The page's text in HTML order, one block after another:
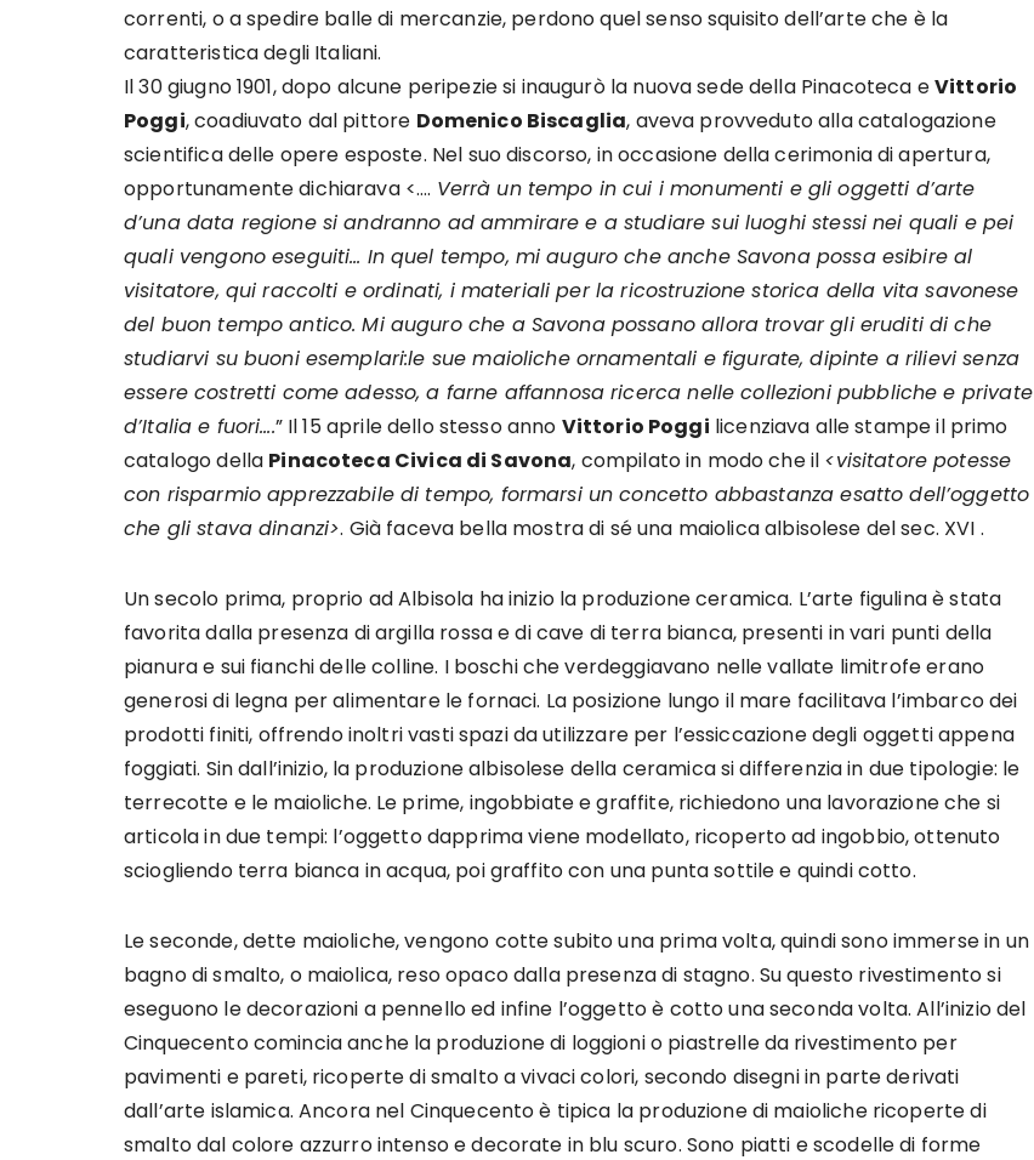
correnti, o a spedire balle di mercanzie, perdono quel senso squisito dell’arte che è la
caratteristica degli Italiani.
Il 30 giugno 1901, dopo alcune peripezie si inaugurò la nuova sede della Pinacoteca eVittorio
Poggi, coadiuvato dal pittore Domenico Biscaglia, aveva provveduto alla catalogazione
scientifica delle opere esposte. Nel suo discorso, in occasione della cerimonia di apertura,
opportunamente dichiarava <…. Verrà un tempo in cui i monumenti e gli oggetti d’arte
d’una data regione si andranno ad ammirare e a studiare sui luoghi stessi nei quali e pei
quali vengono eseguiti… In quel tempo, mi auguro che anche Savona possa esibire al
visitatore, qui raccolti e ordinati, i materiali per la ricostruzione storica della vita savonese
del buon tempo antico. Mi auguro che a Savona possano allora trovar gli eruditi di che
studiarvi su buoni esemplari:le sue maioliche ornamentali e figurate, dipinte a rilievi senza
essere costretti come adesso, a farne affannosa ricerca nelle collezioni pubbliche e private
d’Italia e fuori….” Il 15 aprile dello stesso anno Vittorio Poggi licenziava alle stampe il primo
catalogo della Pinacoteca Civica di Savona, compilato in modo che il <visitatore potesse
con risparmio apprezzabile di tempo, formarsi un concetto abbastanza esatto dell’oggetto
che gli stava dinanzi>. Già faceva bella mostra di sé una maiolica albisolese del sec. XVI .
Un secolo prima, proprio ad Albisola ha inizio la produzione ceramica. L’arte figulina è stata
favorita dalla presenza di argilla rossa e di cave di terra bianca, presenti in vari punti della
pianura e sui fianchi delle colline. I boschi che verdeggiavano nelle vallate limitrofe erano
generosi di legna per alimentare le fornaci. La posizione lungo il mare facilitava l’imbarco dei
prodotti finiti, offrendo inoltri vasti spazi da utilizzare per l’essiccazione degli oggetti appena
foggiati. Sin dall’inizio, la produzione albisolese della ceramica si differenzia in due tipologie: le
terrecotte e le maioliche. Le prime, ingobbiate e graffite, richiedono una lavorazione che si
articola in due tempi: l’oggetto dapprima viene modellato, ricoperto ad ingobbio, ottenuto
sciogliendo terra bianca in acqua, poi graffito con una punta sottile e quindi cotto.
Le seconde, dette maioliche, vengono cotte subito una prima volta, quindi sono immerse in un
bagno di smalto, o maiolica, reso opaco dalla presenza di stagno. Su questo rivestimento si
eseguono le decorazioni a pennello ed infine l’oggetto è cotto una seconda volta. All’inizio del
Cinquecento comincia anche la produzione di loggioni o piastrelle da rivestimento per
pavimenti e pareti, ricoperte di smalto a vivaci colori, secondo disegni in parte derivati
dall’arte islamica. Ancora nel Cinquecento è tipica la produzione di maioliche ricoperte di
smalto dal colore azzurro intenso e decorate in blu scuro. Sono piatti e scodelle di forme